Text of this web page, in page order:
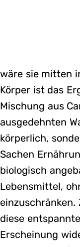
wäre sie mitten
Körper ist das
Mischung aus
ausgedehnten
körperlich,
Sachen
biologisch
Lebensmittel,
einzuschränken.
diese
Erscheinung